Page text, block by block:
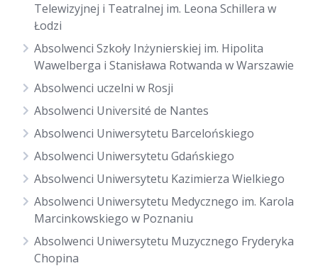
Telewizyjnej i Teatralnej im. Leona Schillera w
Łodzi
Absolwenci Szkoły Inżynierskiej im. Hipolita
Wawelberga i Stanisława Rotwanda w Warszawie
Absolwenci uczelni w Rosji
Absolwenci Université de Nantes
Absolwenci Uniwersytetu Barcelońskiego
Absolwenci Uniwersytetu Gdańskiego
Absolwenci Uniwersytetu Kazimierza Wielkiego
Absolwenci Uniwersytetu Medycznego im. Karola
Marcinkowskiego w Poznaniu
Absolwenci Uniwersytetu Muzycznego Fryderyka
Chopina